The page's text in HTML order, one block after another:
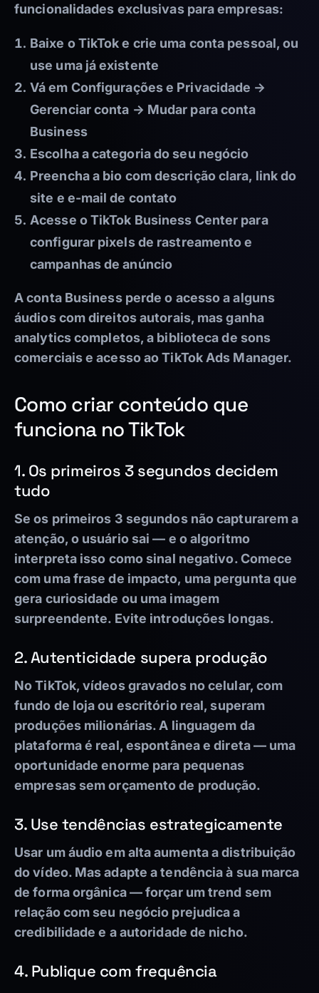
funcionalidades exclusivas para empresas:
Baixe o TikTok e crie uma conta pessoal, ou
use uma já existente
Vá em Configurações e Privacidade →
Gerenciar conta → Mudar para conta
Business
Escolha a categoria do seu negócio
Preencha a bio com descrição clara, link do
site e e-mail de contato
Acesse o TikTok Business Center para
configurar pixels de rastreamento e
campanhas de anúncio
A conta Business perde o acesso a alguns
áudios com direitos autorais, mas ganha
analytics completos, a biblioteca de sons
comerciais e acesso ao TikTok Ads Manager.
Como criar conteúdo que
funciona no TikTok
1. Os primeiros 3 segundos decidem
tudo
Se os primeiros 3 segundos não capturarem a
atenção, o usuário sai — e o algoritmo
interpreta isso como sinal negativo. Comece
com uma frase de impacto, uma pergunta que
gera curiosidade ou uma imagem
surpreendente. Evite introduções longas.
2. Autenticidade supera produção
No TikTok, vídeos gravados no celular, com
fundo de loja ou escritório real, superam
produções milionárias. A linguagem da
plataforma é real, espontânea e direta — uma
oportunidade enorme para pequenas
empresas sem orçamento de produção.
3. Use tendências estrategicamente
Usar um áudio em alta aumenta a distribuição
do vídeo. Mas adapte a tendência à sua marca
de forma orgânica — forçar um trend sem
relação com seu negócio prejudica a
credibilidade e a autoridade de nicho.
4. Publique com frequência